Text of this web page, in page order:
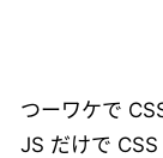
つーワケで
JS だけで